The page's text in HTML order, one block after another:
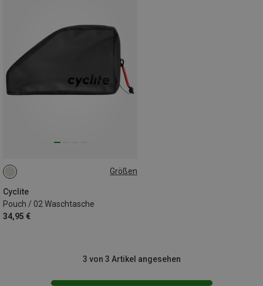
Größen
Cyclite
Pouch / 02 Waschtasche
34,95 €
0.9L
3 von 3 Artikel angesehen